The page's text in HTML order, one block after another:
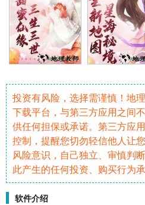
投资有风险，选择需谨慎！地
下载平台，与第三方应用之间
供任何担保或承诺。第三方应
控制，提醒您切勿轻信他人让
风险意识，自己独立、审慎判
此产生的任何投资、购买行为承
软件介绍